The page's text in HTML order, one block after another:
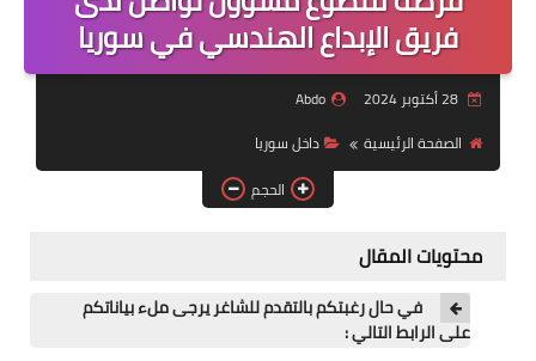
مناقصات
فرص عمل داخل سوريا
فرص عمل في العراق
فرص عمل في اليمن
دورات تدريبية
فريق الإبداع الهندسي في سوريا
28 أكتوبر 2024
Abdo
الصفحة الرئيسية
داخل سوريا
الحجم
محتويات المقال
في حال رغبتكم بالتقدم للشاغر يرجى ملء بياناتكم
على الرابط التالي :